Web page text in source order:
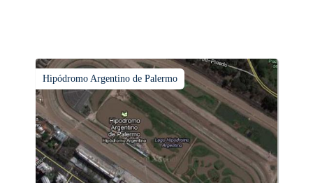
Hipódromo Argentino de Palermo